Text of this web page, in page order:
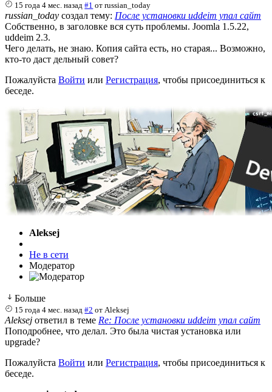
15 года 4 мес. назад #1 отrussian_today
russian_today создал тему: После установки uddeim упал сайт
Собственно, в заголовке вся суть проблемы. Joomla 1.5.22,
uddeim 2.3.
Чего делать, не знаю. Копия сайта есть, но старая... Возможно,
кто-то даст дельный совет?
Пожалуйста Войти или Регистрация, чтобы присоединиться к
беседе.
Aleksej
Не в сети
Модератор
Больше
15 года 4 мес. назад #2 отAleksej
Aleksej ответил в теме Re: После установки uddeim упал сайт
Поподробнее, что делал. Это была чистая установка или
upgrade?
Пожалуйста Войти или Регистрация, чтобы присоединиться к
беседе.